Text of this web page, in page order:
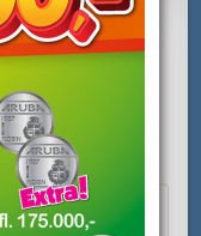
Required fields are